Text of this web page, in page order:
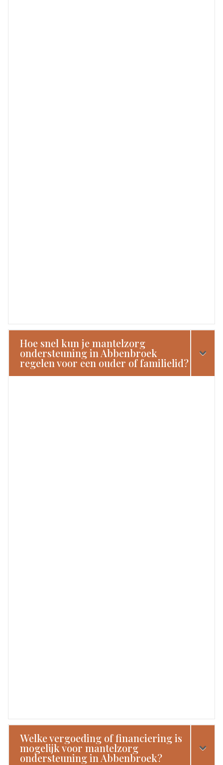
Hoe snel kun je mantelzorg
ondersteuning in Abbenbroek
regelen voor een ouder of familielid?
Welke vergoeding of financiering is
mogelijk voor mantelzorg
ondersteuning in Abbenbroek?